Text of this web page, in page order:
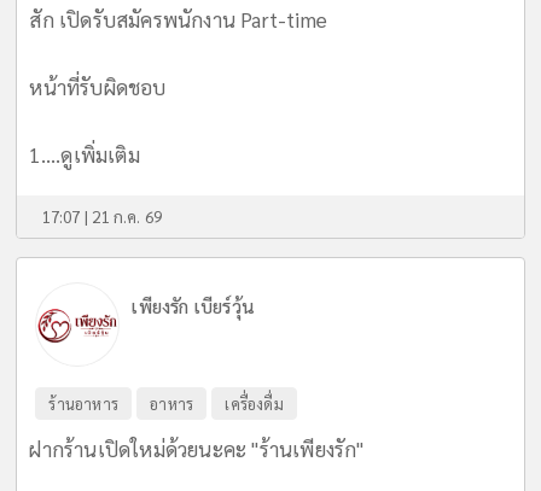
สัก เปิดรับสมัครพนักงาน Part-time
หน้าที่รับผิดชอบ
1....ดูเพิ่มเติม
17:07 | 21 ก.ค. 69
เพียงรัก เบียร์วุ้น
ร้านอาหาร อาหาร เครื่องดื่ม
ฝากร้านเปิดใหม่ด้วยนะคะ "ร้านเพียงรัก"